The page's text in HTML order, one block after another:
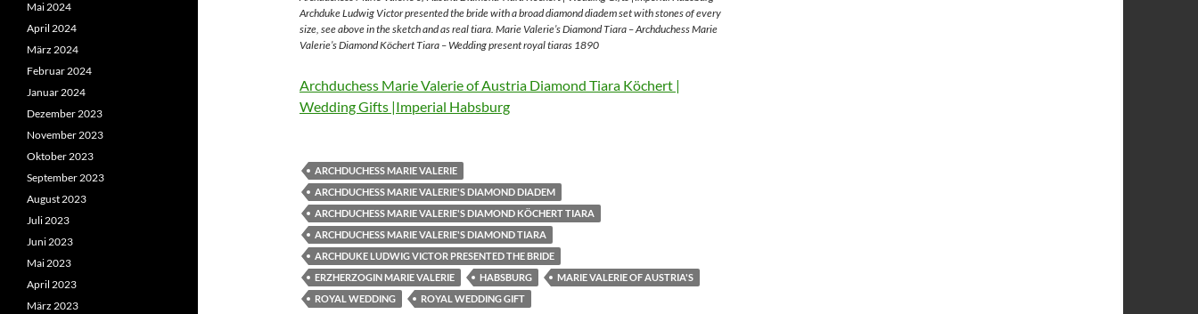
Archduke Ludwig Victor presented the bride with a broad diamond diadem set with stones of every
size, see above in the sketch and as real tiara. Marie Valerie’s Diamond Tiara – Archduchess Marie
Valerie’s Diamond Köchert Tiara – Wedding present royal tiaras 1890
Archduchess Marie Valerie of Austria Diamond Tiara Köchert |
Wedding Gifts |Imperial Habsburg
ARCHDUCHESS MARIE VALERIE
ARCHDUCHESS MARIE VALERIE'S DIAMOND DIADEM
ARCHDUCHESS MARIE VALERIE'S DIAMOND KÖCHERT TIARA
ARCHDUCHESS MARIE VALERIE'S DIAMOND TIARA
ARCHDUKE LUDWIG VICTOR PRESENTED THE BRIDE
ERZHERZOGIN MARIE VALERIE
HABSBURG
MARIE VALERIE OF AUSTRIA'S
ROYAL WEDDING
ROYAL WEDDING GIFT
Mai 2024
April 2024
März 2024
Februar 2024
Januar 2024
Dezember 2023
November 2023
Oktober 2023
September 2023
August 2023
Juli 2023
Juni 2023
Mai 2023
April 2023
März 2023